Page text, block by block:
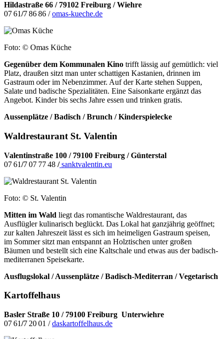
Hildastraße 66 / 79102 Freiburg / Wiehre
07 61/7 86 86 /omas-kueche.de
Foto: © Omas Küche
Gegenüber dem Kommunalen Kino trifft lässig auf gemütlich: viel
Platz, draußen sitzt man unter schattigen Kastanien, drinnen im
Gastraum oder im Nebenzimmer. Auf der Karte stehen Suppen,
Salate und badische Spezialitäten. Eine Saisonkarte ergänzt das
Angebot. Kinder bis sechs Jahre essen und trinken gratis.
Aussenplätze / Badisch / Brunch / Kinderspielecke
Waldrestaurant St. Valentin
Valentinstraße 100 / 79100 Freiburg / Günterstal
07 61/7 07 77 48 /sanktvalentin.eu
Foto: © St. Valentin
Mitten im Wald liegt das romantische Waldrestaurant, das
Ausflügler kulinarisch beglückt. Das Lokal hat ganzjährig geöffnet;
zur kalten Jahreszeit lässt es sich im heimeligen Gastraum speisen,
im Sommer sitzt man entspannt an Holztischen unter großen
Bäumen und bestellt sich eine Kaltschale und etwas aus der badisch-
mediterranen Speisekarte.
Ausflugslokal / Aussenplätze / Badisch-Mediterran / Vegetarisch
Kartoffelhaus
Basler Straße 10 / 79100 Freiburg Unterwiehre
07 61/7 20 01 /daskartoffelhaus.de